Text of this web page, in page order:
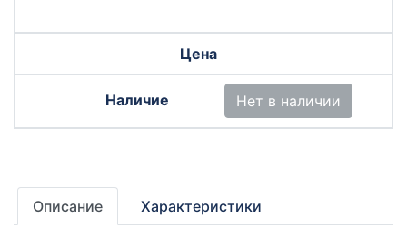
Нет в наличии
Описание Характеристики